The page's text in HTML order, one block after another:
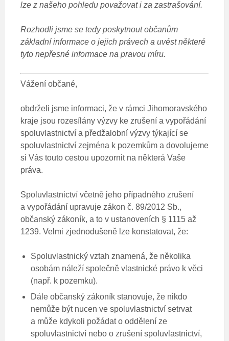
lze z našeho pohledu považovat i za zastrašování.
Rozhodli jsme se tedy poskytnout občanům
základní informace o jejich právech a uvést některé
tyto nepřesné informace na pravou míru.
Vážení občané,
obdrželi jsme informaci, že v rámci Jihomoravského
kraje jsou rozesílány výzvy ke zrušení a vypořádání
spoluvlastnictví a předžalobní výzvy týkající se
spoluvlastnictví zejména k pozemkům a dovolujeme
si Vás touto cestou upozornit na některá Vaše
práva.
Spoluvlastnictví včetně jeho případného zrušení
a vypořádání upravuje zákon č. 89/2012 Sb.,
občanský zákoník, a to v ustanoveních § 1115 až
1239. Velmi zjednodušeně lze konstatovat, že:
Spoluvlastnický vztah znamená, že několika
osobám náleží společně vlastnické právo k věci
(např. k pozemku).
Dále občanský zákoník stanovuje, že nikdo
nemůže být nucen ve spoluvlastnictví setrvat
a může kdykoli požádat o oddělení ze
spoluvlastnictví nebo o zrušení spoluvlastnictví,